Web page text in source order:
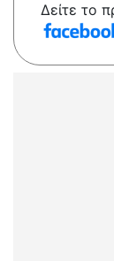
Δείτε το